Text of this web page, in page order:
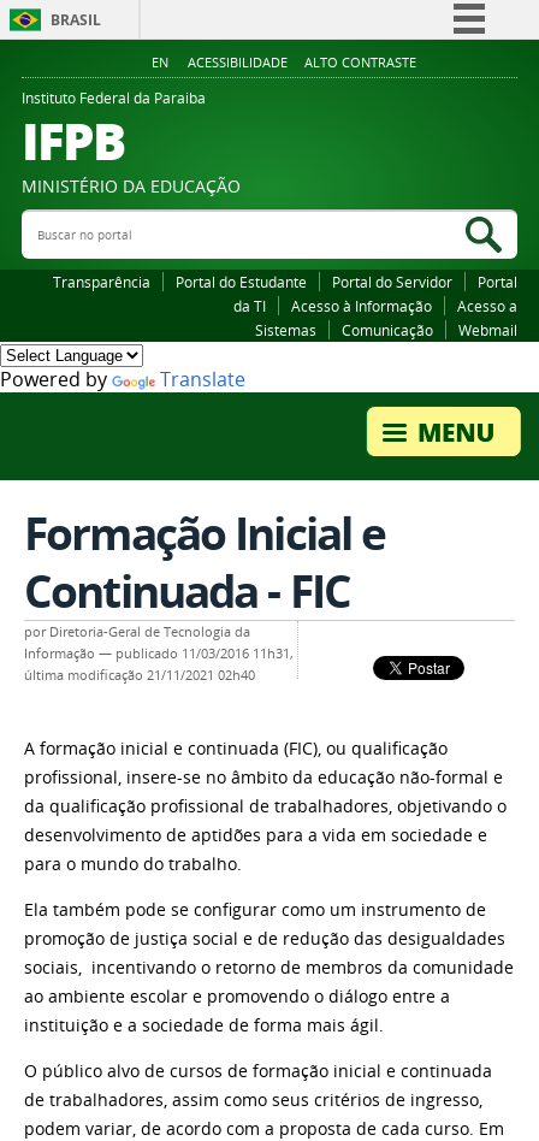
BRASIL
Simplifique!
Legislação
EN ACESSIBILIDADE ALTO CONTRASTE
Instituto Federal da Paraiba
IFPB
MINISTÉRIO DA EDUCAÇÃO
Buscar no portal
Transparência Portal do Estudante Portal do Servidor
Portal
da TI
Acesso à Informação
Acesso a
Sistemas
Comunicação Webmail
Powered by Translate
Formação Inicial e
Continuada - FIC
por Diretoria-Geral de Tecnologia da
Informação — publicado 11/03/2016 11h31,
última modificação 21/11/2021 02h40
A formação inicial e continuada (FIC), ou qualificação
profissional, insere-se no âmbito da educação não-formal e
da qualificação profissional de trabalhadores, objetivando o
desenvolvimento de aptidões para a vida em sociedade e
para o mundo do trabalho.
Ela também pode se configurar como um instrumento de
promoção de justiça social e de redução das desigualdades
sociais, incentivando o retorno de membros da comunidade
ao ambiente escolar e promovendo o diálogo entre a
instituição e a sociedade de forma mais ágil.
O público alvo de cursos de formação inicial e continuada
de trabalhadores, assim como seus critérios de ingresso,
podem variar, de acordo com a proposta de cada curso. Em